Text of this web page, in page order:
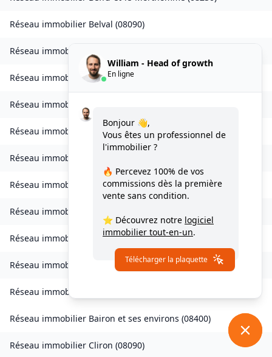
Réseau immobilier Belval (08090)
Réseau immobilier
Réseau immobilierBourcq (08400
Réseau immobilier
Réseau immobilier Brévilly( 08140)
Réseau immobilier
Réseau immobilier Chagny(08430)
Réseau immobilier
Réseau immobilier Chardeny(08400)
Réseau immobilier Chatel-Chéhéry(08250)
Réseau immobilier
Réseau immobilier Bairon et ses environs (08400)
Réseau immobilier Cliron (08090)
William - Head of growth
En ligne
Bonjour 👋,
Vous êtes un professionnel de
l'immobilier ?
🔥 Percevez 100% de vos
commissions dès la première
vente sans condition.
⭐ Découvrez notre logiciel
immobilier tout-en-un.
Télécharger la plaquette